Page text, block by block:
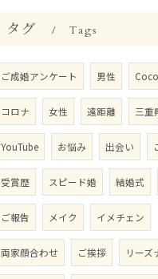
タグ Tags
ご成婚アンケート 男性
コロナ 女性 遠距離 三重
YouTube お悩み 出会い
受賞歴 スピード婚 結婚式
ご報告 メイク イメチェン
両家顔合わせ ご挨拶 リーズ